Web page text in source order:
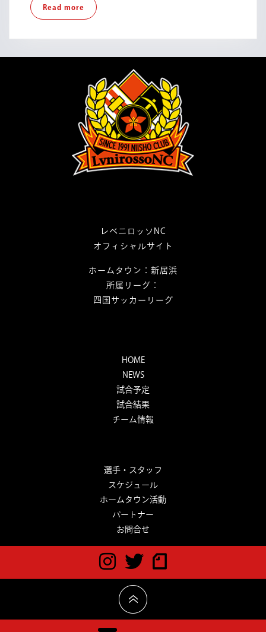
ィ
開
催
Read more Read
more
レベニロッソNC
オフィシャルサイト
ホームタウン：新居浜
所属リーグ：
四国サッカーリーグ
HOME
NEWS
試合予定
試合結果
チーム情報
選手・スタッフ
スケジュール
ホームタウン活動
パートナー
お問合せ